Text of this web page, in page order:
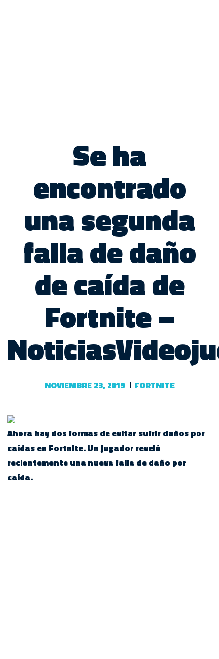
Se ha
encontrado
una segunda
falla de daño
de caída de
Fortnite –
NOVIEMBRE 23, 2019 FORTNITE
Ahora hay dos formas de evitar sufrir daños por
caídas en Fortnite. Un jugador reveló
recientemente una nueva falla de daño por
caída.